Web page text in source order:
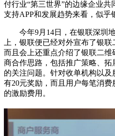
付行业“第三世界”的边缘企业
支持APP和发展趋势来看，似乎
今年9月14日，在银联深圳
上，银联便已经对外宣布了银
而且会上还重点介绍了银联二
商合作思路，包括推广策略、
的关注问题。针对收单机构以
有20元奖励，而且用户每笔消费
的激励费用。